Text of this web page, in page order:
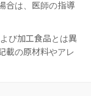
合は、医師の指導
び加工食品とは異
載の原材料やアレ